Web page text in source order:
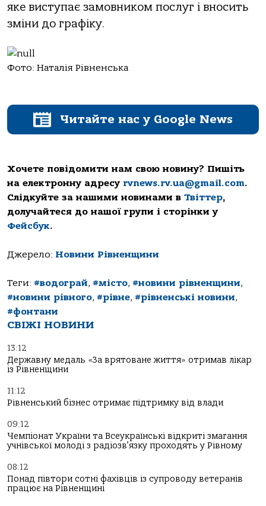
яке виступає замовником послуг і вносить
зміни до графіку.
Фото: Наталія Рівненська
Читайте нас у Google News
Хочете повідомити нам свою новину? Пишіть
на електронну адресу rvnews.rv.ua@gmail.com.
Слідкуйте за нашими новинами в Твіттер,
долучайтеся до нашої групи і сторінки у
Фейсбук.
Джерело: Новини Рівненщини
Теги: #водограй, #місто, #новини рівненщини,
#новини рівного, #рівне, #рівненські новини,
#фонтани
СВІЖІ НОВИНИ
13:12
Державну медаль «За врятоване життя» отримав лікар
із Рівненщини
11:12
Рівненський бізнес отримає підтримку від влади
09:12
Чемпіонат України та Всеукраїнські відкриті змагання
учнівської молоді з радіозв’язку проходять у Рівному
08:12
Понад півтори сотні фахівців із супроводу ветеранів
працює на Рівненщині